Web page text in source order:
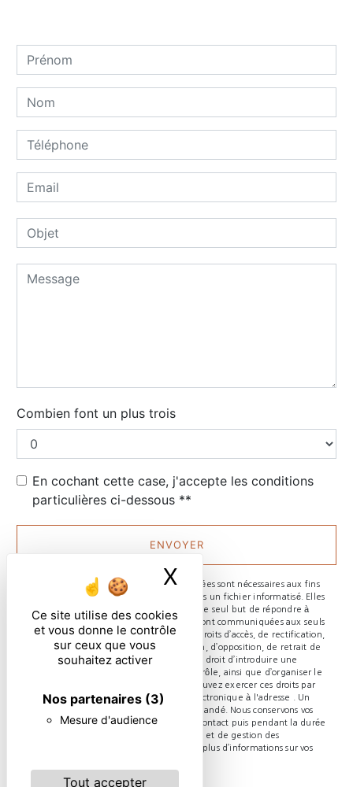
Ce site utilise des cookies
et vous donne le contrôle
sur ceux que vous
souhaitez activer
Nos partenaires (3)
Mesure d'audience
Tout accepter
X Masquer le
Combien font un plus trois
En cochant cette case, j'accepte les conditions
particulières ci-dessous **
ENVOYER
** Les données personnelles communiquées sont nécessaires aux fins
de vous contacter et sont enregistrées dans un fichier informatisé. Elles
sont destinées à et ses sous-traitants dans le seul but de répondre à
votre message. Les données collectées seront communiquées aux seuls
destinataires suivants: . Vous disposez de droits d’accès, de rectification,
d’effacement, de portabilité, de limitation, d’opposition, de retrait de
votre consentement à tout moment et du droit d’introduire une
réclamation auprès d’une autorité de contrôle, ainsi que d’organiser le
sort de vos données post-mortem. Vous pouvez exercer ces droits par
voie postale à l'adresse ou par courrier électronique à l'adresse . Un
justificatif d'identité pourra vous être demandé. Nous conservons vos
données pendant la période de prise de contact puis pendant la durée
de prescription légale aux fins probatoires et de gestion des
contentieux. Consultez le site cnil.fr pour plus d’informations sur vos